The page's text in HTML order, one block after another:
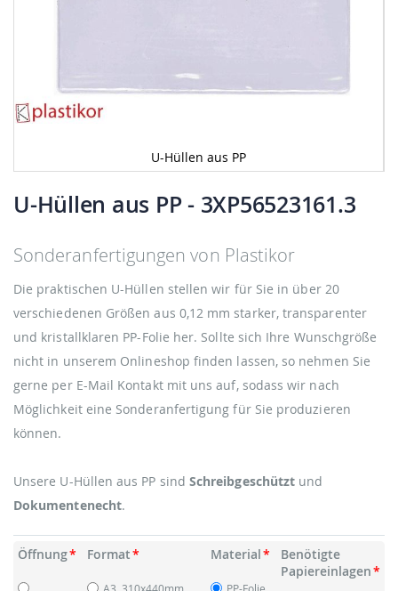
U-Hüllen aus PP
Anfang
der
U-Hüllen aus PP- 3XP56523161.3
Sonderanfertigungen von Plastikor
Die praktischen U-Hüllen stellen wir für Sie in über 20
verschiedenen Größen aus 0,12 mm starker, transparenter
und kristallklaren PP-Folie her. Sollte sich Ihre Wunschgröße
nicht in unserem Onlineshop finden lassen, so nehmen Sie
gerne per E-Mail Kontakt mit uns auf, sodass wir nach
Möglichkeit eine Sonderanfertigung für Sie produzieren
können.
Unsere U-Hüllen aus PP sind Schreibgeschützt und
Dokumentenecht.
Öffnung Format
A3, 310x440mm
Material
PP-Folie
Benötigte
Papiereinlagen